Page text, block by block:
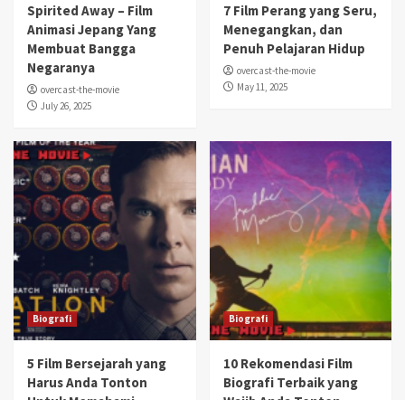
Spirited Away – Film
Animasi Jepang Yang
Membuat Bangga
Negaranya
overcast-the-movie
July 26, 2025
7 Film Perang yang Seru,
Menegangkan, dan
Penuh Pelajaran Hidup
overcast-the-movie
May 11, 2025
Biografi
5 Film Bersejarah yang
Harus Anda Tonton
Biografi
10 Rekomendasi Film
Biografi Terbaik yang